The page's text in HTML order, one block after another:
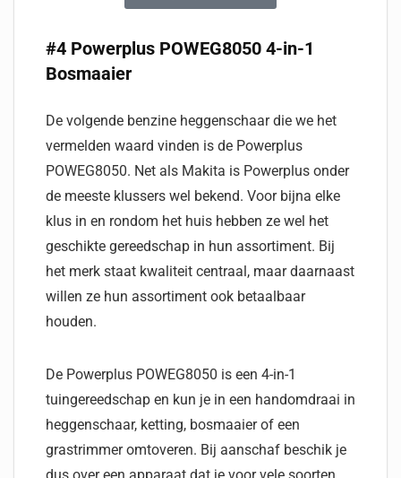
#4 Powerplus POWEG8050 4-in-1
Bosmaaier
De volgende benzine heggenschaar die we het
vermelden waard vinden is de Powerplus
POWEG8050. Net als Makita is Powerplus onder
de meeste klussers wel bekend. Voor bijna elke
klus in en rondom het huis hebben ze wel het
geschikte gereedschap in hun assortiment. Bij
het merk staat kwaliteit centraal, maar daarnaast
willen ze hun assortiment ook betaalbaar
houden.
De Powerplus POWEG8050 is een 4-in-1
tuingereedschap en kun je in een handomdraai in
heggenschaar, ketting, bosmaaier of een
grastrimmer omtoveren. Bij aanschaf beschik je